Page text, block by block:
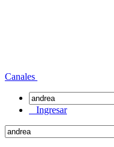
Canales
Ingresar